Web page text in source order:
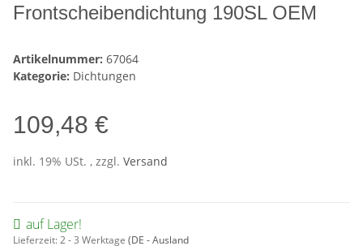
Frontscheibendichtung 190SL OEM
Artikelnummer: 67064
Kategorie: Dichtungen
109,48 €
inkl. 19% USt. , zzgl. Versand
auf Lager!
Lieferzeit:2 - 3 Werktage (DE - Ausland